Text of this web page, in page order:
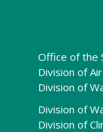
Office of the
Division of
Division of
Division of
Division of